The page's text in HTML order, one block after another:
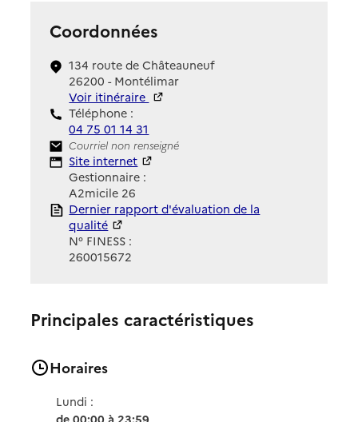
Coordonnées
134 route de Châteauneuf
26200 - Montélimar
Voir itinéraire
Téléphone :
04 75 01 14 31
Contact
Courriel non renseigné
Site Internet
Site internet
Gestionnaire :
A2micile 26
Rapport HAS
Dernier rapport d'évaluation de la
qualité
N° FINESS :
260015672
Principales caractéristiques
Horaires
Lundi :
de 00:00 à 23:59